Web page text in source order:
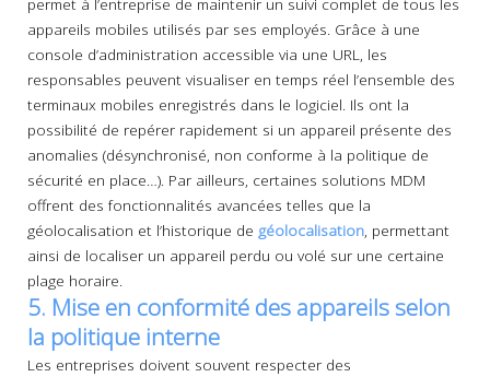
appareils mobiles utilisés par ses employés. Grâce à une
console d’administration accessible via une URL, les
responsables peuvent visualiser en temps réel l’ensemble des
terminaux mobiles enregistrés dans le logiciel. Ils ont la
possibilité de repérer rapidement si un appareil présente des
anomalies (désynchronisé, non conforme à la politique de
sécurité en place…). Par ailleurs, certaines solutions MDM
offrent des fonctionnalités avancées telles que la
géolocalisation et l’historique de géolocalisation, permettant
ainsi de localiser un appareil perdu ou volé sur une certaine
plage horaire.
5. Mise en conformité des appareils selon
la politique interne
Les entreprises doivent souvent respecter des